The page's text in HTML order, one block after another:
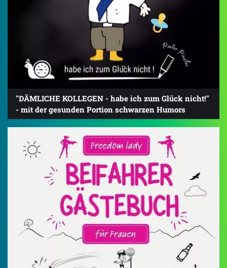
"DÄMLICHE KOLLEGEN - habe ich zum Glück nicht!"
- mit der gesunden Portion schwarzen Humors